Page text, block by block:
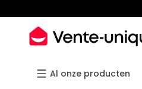
Al onze producten